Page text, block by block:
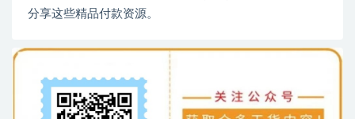
分享这些精品付款资源。